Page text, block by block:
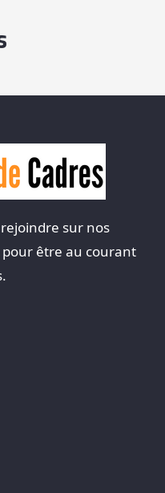
sur nos
être au courant